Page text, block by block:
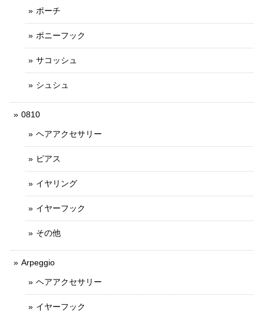
ポーチ
ポニーフック
サコッシュ
シュシュ
0810
ヘアアクセサリー
ピアス
イヤリング
イヤーフック
その他
Arpeggio
ヘアアクセサリー
イヤーフック